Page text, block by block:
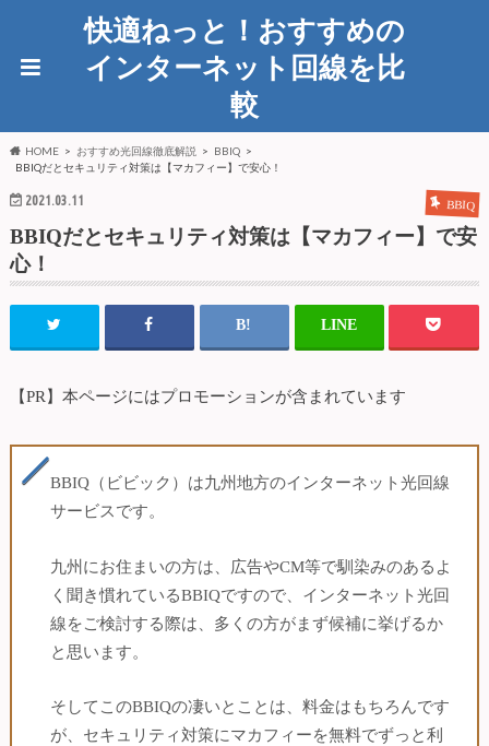
快適ねっと！おすすめの
インターネット回線を比
較
HOME おすすめ光回線徹底解説
BBIQ
BBIQだとセキュリティ対策は【マカフィー】で安心！
2021.03.11 BBIQ
BBIQだとセキュリティ対策は【マカフィー】で安
心！
【PR】本ページにはプロモーションが含まれています
BBIQ（ビビック）は九州地方のインターネット光回線
サービスです。
九州にお住まいの方は、広告やCM等で馴染みのあるよ
く聞き慣れているBBIQですので、インターネット光回
線をご検討する際は、多くの方がまず候補に挙げるか
と思います。
そしてこのBBIQの凄いとことは、料金はもちろんです
が、セキュリティ対策にマカフィーを無料でずっと利